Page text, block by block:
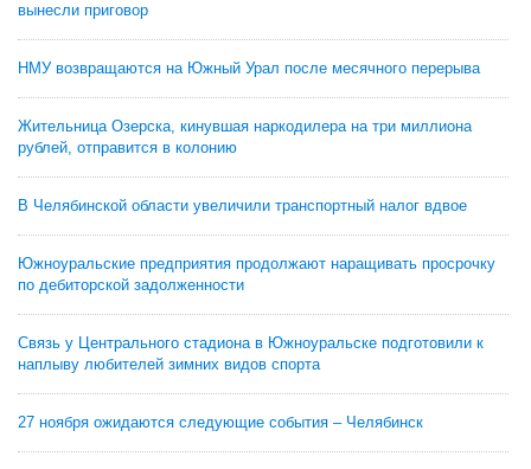
вынесли приговор
НМУ возвращаются на Южный Урал после месячного перерыва
Жительница Озерска, кинувшая наркодилера на три миллиона
рублей, отправится в колонию
В Челябинской области увеличили транспортный налог вдвое
Южноуральские предприятия продолжают наращивать просрочку
по дебиторской задолженности
Связь у Центрального стадиона в Южноуральске подготовили к
наплыву любителей зимних видов спорта
27 ноября ожидаются следующие события – Челябинск